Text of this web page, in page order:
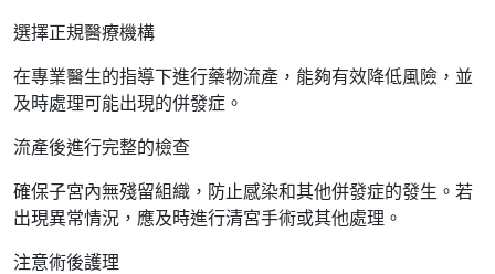
選擇正規醫療機構
在專業醫生的指導下進行藥物流產，能夠有效降低風險，並
及時處理可能出現的併發症。
流產後進行完整的檢查
確保子宮內無殘留組織，防止感染和其他併發症的發生。若
出現異常情況，應及時進行清宮手術或其他處理。
注意術後護理